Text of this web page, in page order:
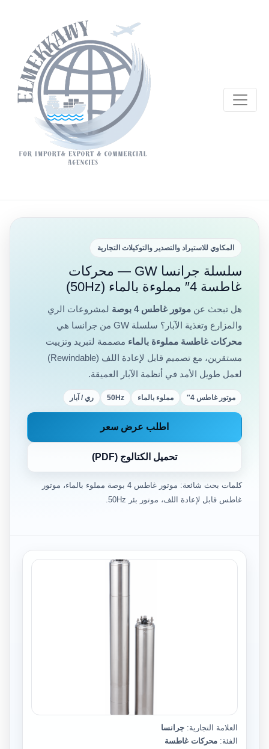
المكاوي للاستيراد والتصدير والتوكيلات التجارية
سلسلة جرانسا GW — محركات
غاطسة 4″ مملوءة بالماء (50Hz)
هل تبحث عن موتور غاطس 4 بوصة
لمشروعات الري
والمزارع وتغذية الآبار؟ سلسلة GW من جرانسا هي
محركات غاطسة مملوءة بالماء مصممة لتبريد وتزييت
مستقرين، مع تصميم قابل لإعادة اللف (Rewindable)
لعمل طويل الأمد في أنظمة الآبار العميقة.
موتور غاطس 4″ مملوء بالماء 50Hz ري / آبار
اطلب عرض سعر
تحميل الكتالوج (PDF)
كلمات بحث شائعة: موتور غاطس 4 بوصة مملوء بالماء، موتور
غاطس قابل لإعادة اللف، موتور بئر 50Hz.
العلامة التجارية: جرانسا
الفئة: محركات غاطسة